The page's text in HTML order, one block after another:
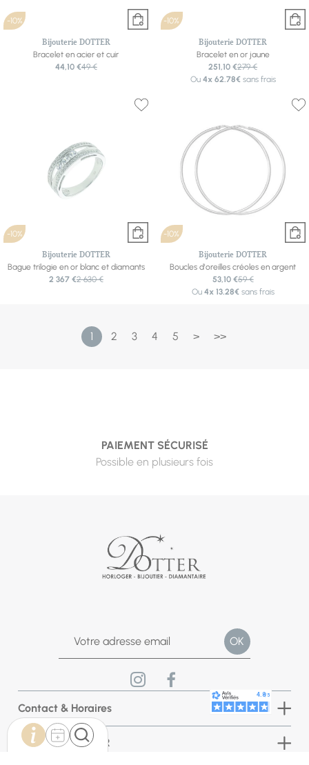
-10%
Bijouterie DOTTER
Bracelet en acier et cuir
44,10 €49 €
-10%
Bijouterie DOTTER
Bracelet en or jaune
251,10 €279 €
Ou 4x 62.78€sans frais
-10%
Bijouterie DOTTER
Bague trilogie en or blanc et diamants
2 367 €2 630 €
-10%
Bijouterie DOTTER
Boucles d'oreilles créoles en argent
53,10 €59 €
Ou 4x 13.28€sans frais
1 2 3 4 5 > >>
PAIEMENT SÉCURISÉ
Possible en plusieurs fois
Contact & Horaires
Bijouterie DOTTER